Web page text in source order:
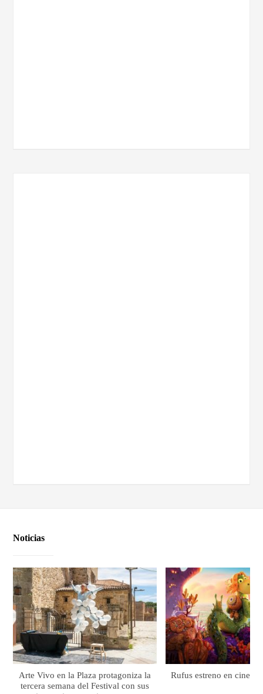
Noticias
Arte Vivo en la Plaza protagoniza la
tercera semana del Festival con sus
Rufus estreno en cines